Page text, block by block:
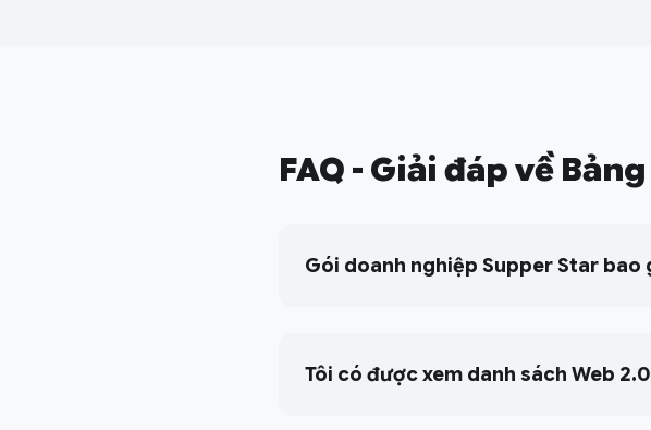
FAQ - Giải đáp về
Gói doanh nghiệp Supper Star bao
Tôi có được xem danh sách Web